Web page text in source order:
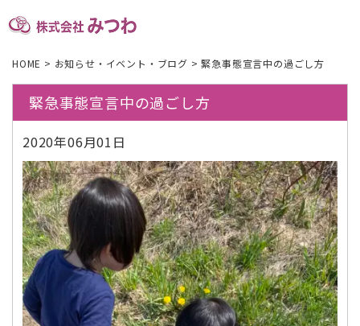
HOME > お知らせ・イベント・ブログ >緊急事態宣言中の過ごし方
緊急事態宣言中の過ごし方
2020年06月01日